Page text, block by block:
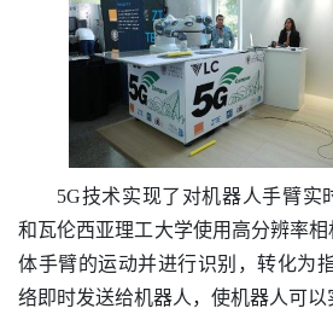
5G技术实现了对机器人手臂实
和瓦伦西亚理工大学使用高分辨率
体手臂的运动并进行识别，转化为
络即时发送给机器人，使机器人可以